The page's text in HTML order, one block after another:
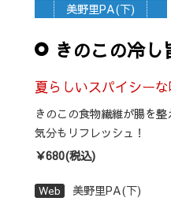
美野里PA(下)
きのこの冷し
夏らしいスパイシー
きのこの食物繊維が腸を
気分もリフレッシュ！
￥680(税込)
Web 美野里PA(下)